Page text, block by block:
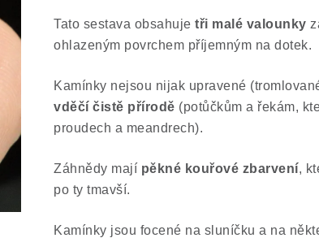
Tato sestava obsahuje tři malé valounky
ohlazeným povrchem příjemným na dotek.
Kamínky nejsou nijak upravené
vděčí čistě přírodě (potůčkům a řekám,
proudech a meandrech).
Záhnědy mají pěkné kouřové zbarvení,
po ty tmavší.
Kamínky jsou focené na sluníčku a na